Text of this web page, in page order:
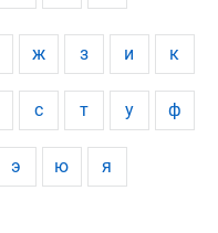
ж з и к
с т у ф
э ю я